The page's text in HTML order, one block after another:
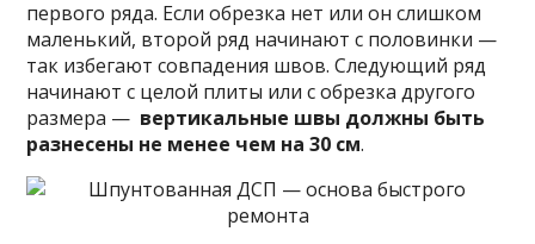
первого ряда. Если обрезка нет или он слишком
маленький, второй ряд начинают с половинки —
так избегают совпадения швов. Следующий ряд
начинают с целой плиты или с обрезка другого
размера — вертикальные швы должны быть
разнесены не менее чем на 30 см.